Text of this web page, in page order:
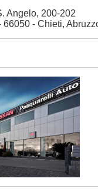
Angelo, 200-202
66050 - Chieti,